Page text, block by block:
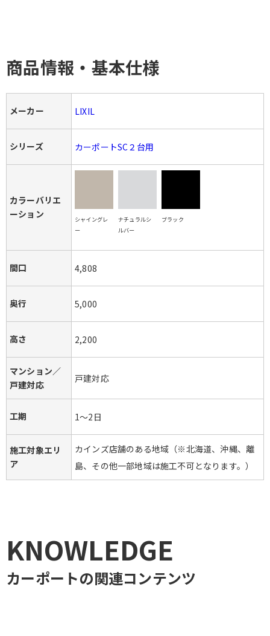
商品情報・基本仕様
メーカー LIXIL
シリーズ カーポートSC２台用
カラーバリエ
ーション
シャイングレ
ー
ナチュラルシ
ルバー
ブラック
間口 4,808
奥行 5,000
高さ 2,200
マンション／
戸建対応
戸建対応
工期 1～2日
施工対象エリ
ア
カインズ店舗のある地域（※北海道、沖縄、離
島、その他一部地域は施工不可となります。）
KNOWLEDGE
カーポートの関連コンテンツ